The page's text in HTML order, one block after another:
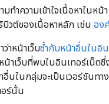
มทำความเข้าใจเนื้อหาใน
บิวต์ของเนื้อหาหลัก เช่น อง
าหน้าเว็บซ้ำกับหน้าอื่นในอิ
น้าเว็บที่พบในอินเทอร์เน็
อื่นในกลุ่มจะเป็นเวอร์ชัน
อร์นั้น